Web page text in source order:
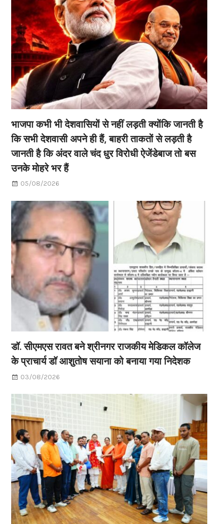
भाजपा कभी भी देशवासियों से नहीं लड़ती क्योंकि जानती है
कि सभी देशवासी अपने ही हैं, बाहरी ताकतों से लड़ती है
जानती है कि अंदर वाले चंद धुर विरोधी ऐजेंडेबाज तो बस
उनके मोहरे भर हैं
05/08/2026
डॉ. सीएमएस रावत बने श्रीनगर राजकीय मेडिकल कॉलेज
के प्राचार्य डॉ आशुतोष सयाना को बनाया गया निदेशक
03/08/2026